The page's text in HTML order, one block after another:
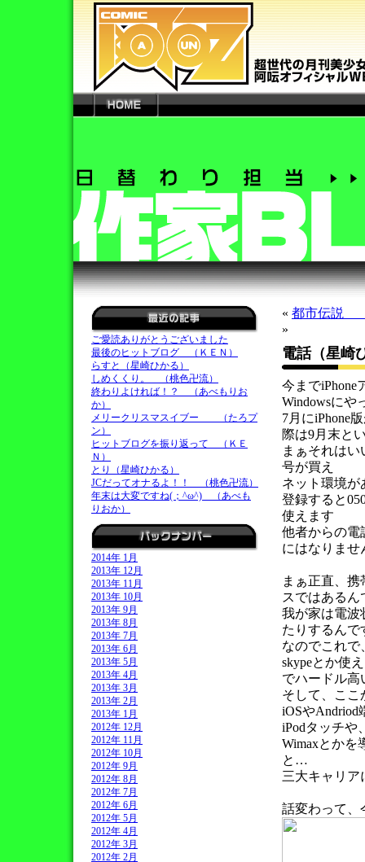
ご愛読ありがとうございました
最後のヒットブログ （ＫＥＮ）
らすと（星崎ひかる）
しめくくり。 （桃色卍流）
終わりよければ！？ （あべもりお
か）
メリークリスマスイブー （たろプ
ン）
ヒットブログを振り返って （ＫＥ
Ｎ）
とり（星崎ひかる）
JCだってオナるよ！！ （桃色卍流）
年末は大変ですね(；^ω^) （あべも
りおか）
2014年 1月
2013年 12月
2013年 11月
2013年 10月
2013年 9月
2013年 8月
2013年 7月
2013年 6月
2013年 5月
2013年 4月
2013年 3月
2013年 2月
2013年 1月
2012年 12月
2012年 11月
2012年 10月
2012年 9月
2012年 8月
2012年 7月
2012年 6月
2012年 5月
2012年 4月
2012年 3月
2012年 2月
« 都市伝説
»
電話（星崎
今までiPhone
Windowsにや
7月にiPhone
際は9月末と
まぁそれは
号が買え
ネット環境が
登録すると
使えます
他者からの電
にはなりませ
まぁ正直、
スではあるん
我が家は電波
たりするんで
なのでこれで
skypeとか使
でハードル高
そして、ここ
iOSやAndriod
iPodタッチや
Wimaxとかを
と…
三大キャリア
話変わって、